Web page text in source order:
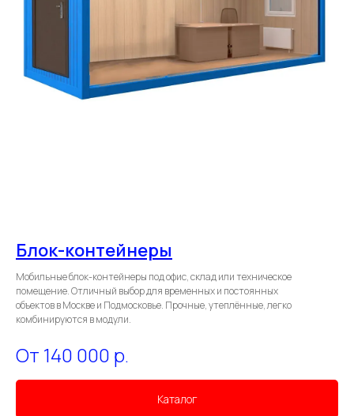
Блок-контейнеры
Мобильные блок-контейнеры под офис, склад или техническое
помещение. Отличный выбор для временных и постоянных
объектов в Москве и Подмосковье. Прочные, утеплённые, легко
комбинируются в модули.
От 140 000 р.
Каталог